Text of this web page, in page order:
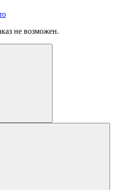
не возможен.